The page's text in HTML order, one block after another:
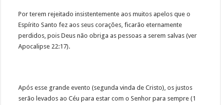
Por terem rejeitado insistentemente aos muitos apelos que o
Espírito Santo fez aos seus corações, ficarão eternamente
perdidos, pois Deus não obriga as pessoas a serem salvas (ver
Apocalipse 22:17).
Após esse grande evento (segunda vinda de Cristo), os justos
serão levados ao Céu para estar com o Senhor para sempre (1